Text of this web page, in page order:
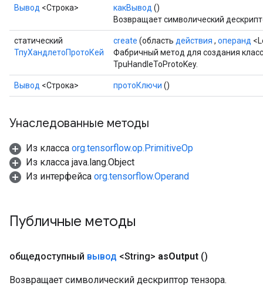
Вывод <Строка> какВывод ()
Возвращает символический
статический
ТпуХандлетоПротоКей
create (область действия , операнд
Фабричный метод для создания
TpuHandleToProtoKey.
Вывод <Строка> протоКлючи ()
Унаследованные методы
Из класса org.tensorflow.op.PrimitiveOp
Из класса java.lang.Object
Из интерфейса org.tensorflow.Operand
Публичные методы
общедоступный вывод <String> asOutput ()
Возвращает символический дескриптор тензора.